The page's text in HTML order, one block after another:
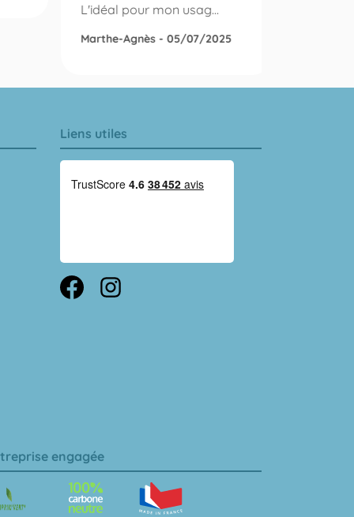
L'idéal pour mon usag...
Marthe-Agnès - 05/07/2025
Liens utiles
engagée